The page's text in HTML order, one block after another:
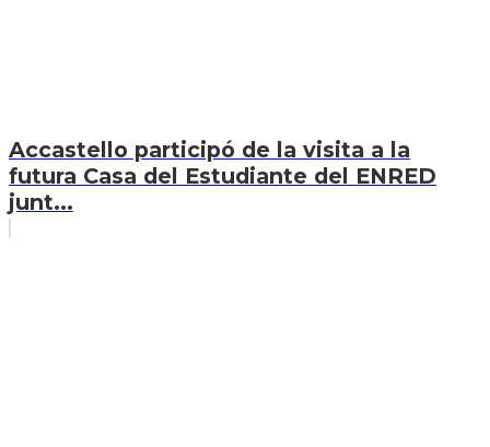
Accastello participó de la visita a la
futura Casa del Estudiante del ENRED
junt...